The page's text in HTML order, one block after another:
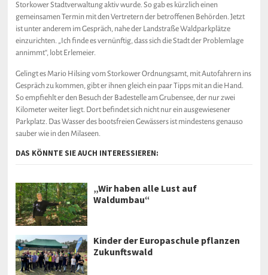
Storkower Stadtverwaltung aktiv wurde. So gab es kürzlich einen
gemeinsamen Termin mit den Vertretern der betroffenen Behörden. Jetzt
ist unter anderem im Gespräch, nahe der Landstraße Waldparkplätze
einzurichten. „Ich finde es vernünftig, dass sich die Stadt der Problemlage
annimmt“, lobt Erlemeier.
Gelingt es Mario Hilsing vom Storkower Ordnungsamt, mit Autofahrern ins
Gespräch zu kommen, gibt er ihnen gleich ein paar Tipps mit an die Hand.
So empfiehlt er den Besuch der Badestelle am Grubensee, der nur zwei
Kilometer weiter liegt. Dort befindet sich nicht nur ein ausgewiesener
Parkplatz. Das Wasser des bootsfreien Gewässers ist mindestens genauso
sauber wie in den Milaseen.
DAS KÖNNTE SIE AUCH INTERESSIEREN:
„Wir haben alle Lust auf
Waldumbau“
Kinder der Europaschule pflanzen
Zukunftswald